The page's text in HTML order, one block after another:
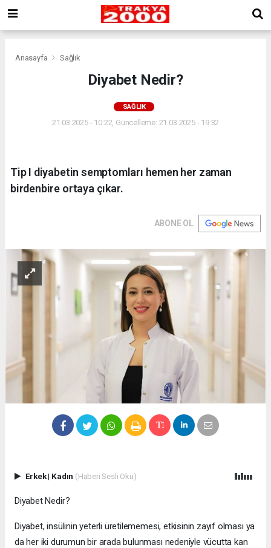
Anasayfa Sağlık
Diyabet Nedir?
SAĞLIK
21.03.2025 - 10:22, Güncelleme: 21.03.2025 - 19:32
Tip I diyabetin semptomları hemen her zaman
birdenbire ortaya çıkar.
ABONE OL
Erkek| Kadın (Haberi Sesli Oku)
Diyabet Nedir?
Diyabet, insülinin yeterli üretilememesi, etkisinin zayıf olması ya
da her iki durumun bir arada bulunması nedeniyle vücutta kan